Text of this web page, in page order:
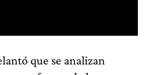
que se analizan